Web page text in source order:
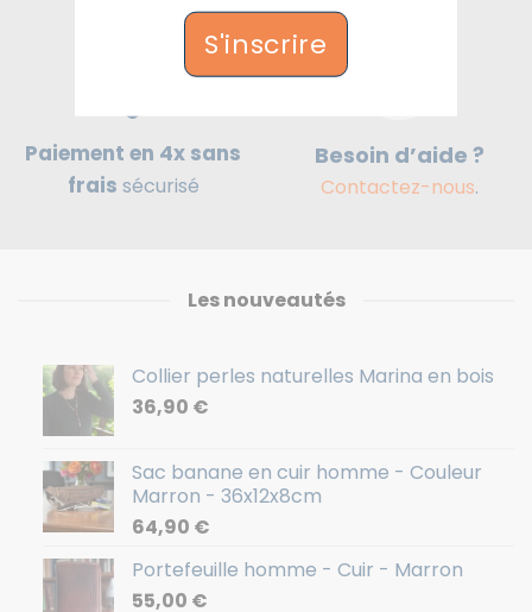
S'inscrire
Paiement en 4x sans
frais sécurisé
Besoin d’aide ?
Contactez-nous.
Les nouveautés
Collier perles naturelles Marina en bois
36,90 €
Sac banane en cuir homme - Couleur
Marron - 36x12x8cm
64,90 €
Portefeuille homme - Cuir - Marron
55,00 €